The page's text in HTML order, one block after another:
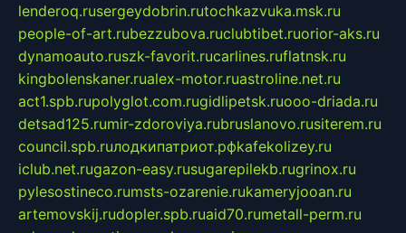
lenderoq.rusergeydobrin.rutochkazvuka.msk.ru
people-of-art.rubezzubova.ruclubtibet.ruorior-aks.ru
dynamoauto.ruszk-favorit.rucarlines.ruflatnsk.ru
kingbolenskaner.rualex-motor.ruastroline.net.ru
act1.spb.rupolyglot.com.rugidlipetsk.ruooo-driada.ru
detsad125.rumir-zdoroviya.rubruslanovo.rusiterem.ru
council.spb.ruлодкипатриот.рфkafekolizey.ru
iclub.net.rugazon-easy.rusugarepilekb.rugrinox.ru
pylesostineco.rumsts-ozarenie.rukameryjooan.ru
artemovskij.rudopler.spb.ruaid70.rumetall-perm.ru